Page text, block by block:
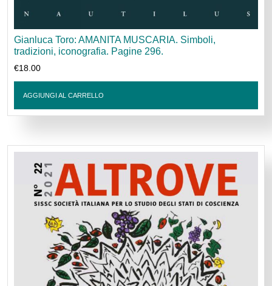
Gianluca Toro: AMANITA MUSCARIA. Simboli,
tradizioni, iconografia. Pagine 296.
€18.00
AGGIUNGI AL CARRELLO